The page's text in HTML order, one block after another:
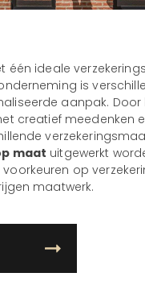
één ideale
is
aanpak. Door
creatief meedenken
maat uitgewerkt
op
maatwerk.